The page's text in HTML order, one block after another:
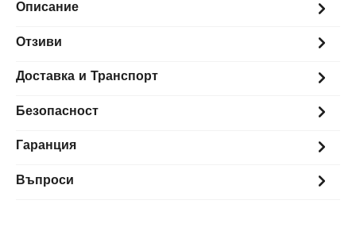
Описание
Отзиви
Доставка и Транспорт
Безопасност
Гаранция
Въпроси